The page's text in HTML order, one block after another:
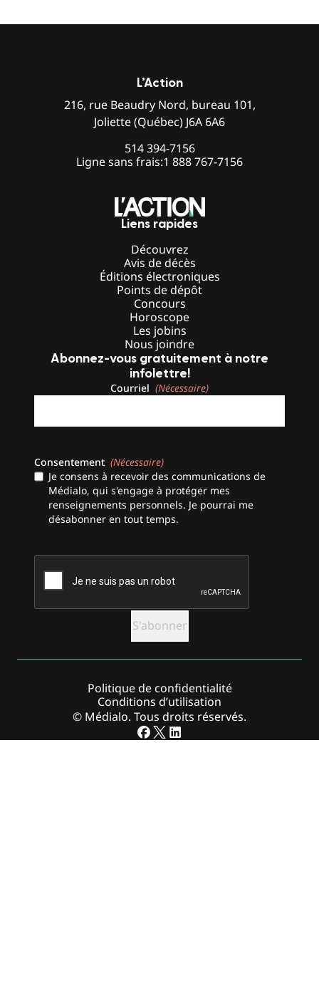
L’Action
216, rue Beaudry Nord, bureau 101,
Joliette (Québec) J6A 6A6
514 394-7156
Ligne sans frais:1 888 767-7156
Liens rapides
Découvrez
Avis de décès
Éditions électroniques
Points de dépôt
Concours
Horoscope
Les jobins
Nous joindre
Abonnez-vous gratuitement à notre
infolettre!
Courriel (Nécessaire)
Consentement (Nécessaire)
Je consens à recevoir des communications de
Médialo, qui s'engage à protéger mes
renseignements personnels. Je pourrai me
désabonner en tout temps.
CAPTCHA
© Médialo. Tous droits réservés.
Politique de confidentialité
Conditions d’utilisation